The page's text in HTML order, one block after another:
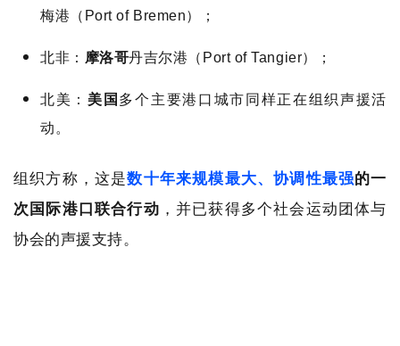
梅港（Port of Bremen）；
北非： 摩洛哥丹吉尔港（Port of Tangier）；
北美： 美国 多个主要港口城市同样正在组织声援活
动。
组织方称，这是数十年来规模最大、协调性最强的一
次国际港口联合行动 ，并已获得多个社会运动团体与
协会的声援支持。